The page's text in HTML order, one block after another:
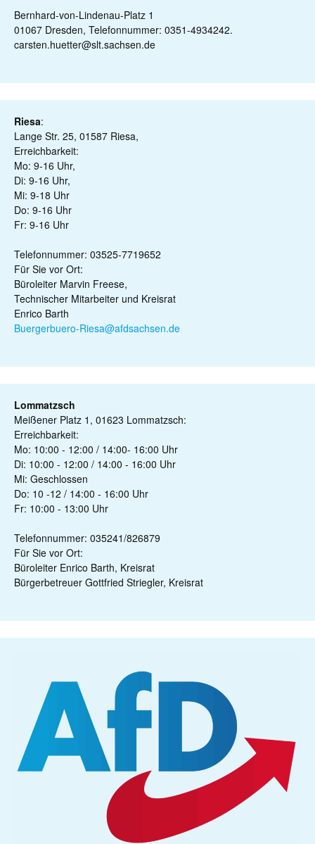
Bernhard-von-Lindenau-Platz 1
01067 Dresden, Telefonnummer: 0351-4934242.
carsten.huetter@slt.sachsen.de
Riesa:
Lange Str. 25, 01587 Riesa,
Erreichbarkeit:
Mo: 9-16 Uhr,
Di: 9-16 Uhr,
Mi: 9-18 Uhr
Do: 9-16 Uhr
Fr: 9-16 Uhr
Telefonnummer: 03525-7719652
Für Sie vor Ort:
Büroleiter Marvin Freese,
Technischer Mitarbeiter und Kreisrat
Enrico Barth
Buergerbuero-Riesa@afdsachsen.de
Lommatzsch
Meißener Platz 1, 01623 Lommatzsch:
Erreichbarkeit:
Mo: 10:00 - 12:00 / 14:00- 16:00 Uhr
Di: 10:00 - 12:00 / 14:00 - 16:00 Uhr
Mi: Geschlossen
Do: 10 -12 / 14:00 - 16:00 Uhr
Fr: 10:00 - 13:00 Uhr
Telefonnummer: 035241/826879
Für Sie vor Ort:
Büroleiter Enrico Barth, Kreisrat
Bürgerbetreuer Gottfried Striegler, Kreisrat